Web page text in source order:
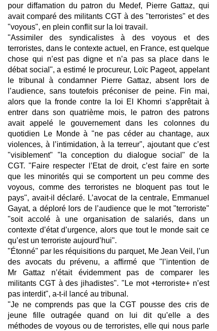
pour diffamation du patron du Medef, Pierre Gattaz, qui
avait comparé des militants CGT à des "terroristes" et des
"voyous", en plein conflit sur la loi travail.
"Assimiler des syndicalistes à des voyous et des
terroristes, dans le contexte actuel, en France, est quelque
chose qui n’est pas digne et n’a pas sa place dans le
débat social", a estimé le procureur, Loïc Pageot, appelant
le tribunal à condamner Pierre Gattaz, absent lors de
l’audience, sans toutefois préconiser de peine. Fin mai,
alors que la fronde contre la loi El Khomri s’apprêtait à
entrer dans son quatrième mois, le patron des patrons
avait appelé le gouvernement dans les colonnes du
quotidien Le Monde à "ne pas céder au chantage, aux
violences, à l’intimidation, à la terreur", ajoutant que c’est
"visiblement" "la conception du dialogue social" de la
CGT. "Faire respecter l’Etat de droit, c’est faire en sorte
que les minorités qui se comportent un peu comme des
voyous, comme des terroristes ne bloquent pas tout le
pays", avait-il déclaré. L’avocat de la centrale, Emmanuel
Gayat, a déploré lors de l’audience que le mot "terroriste"
"soit accolé à une organisation de salariés, dans un
contexte d’état d’urgence, alors que tout le monde sait ce
qu’est un terroriste aujourd’hui".
"Étonné" par les réquisitions du parquet, Me Jean Veil, l’un
des avocats du prévenu, a affirmé que "l’intention de
Mr Gattaz n’était évidemment pas de comparer les
militants CGT à des jihadistes". "Le mot +terroriste+ n’est
pas interdit", a-t-il lancé au tribunal.
"Je ne comprends pas que la CGT pousse des cris de
jeune fille outragée quand on lui dit qu’elle a des
méthodes de voyous ou de terroristes, elle qui nous parle